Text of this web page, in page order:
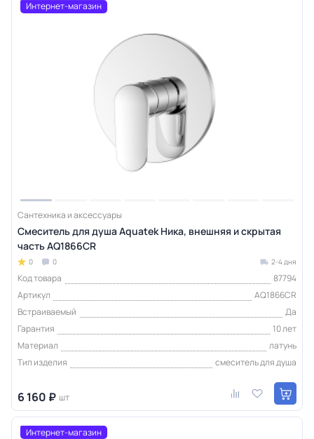
Интернет-магазин
Сантехника и аксессуары
Смеситель для душа Aquatek Ника, внешняя и скрытая
часть AQ1866CR
0 0 2-4 дня
Код товара
87794
Артикул
AQ1866CR
Встраиваемый
Да
Гарантия
10 лет
Материал
латунь
Тип изделия
смеситель для душа
6 160 ₽ шт
Интернет-магазин